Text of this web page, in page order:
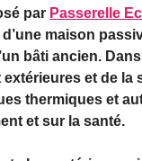
par Passerelle
maison
bâti ancien.
extérieures et de la
thermiques et
et sur la santé.